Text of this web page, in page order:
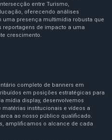
entre Turismo,
oferecendo análises
uma presença multimídia robusta que
reportagens de impacto a uma
crescimento.
completo de banners em
em posições estratégicas para
mídia display, desenvolvemos
institucionais e vídeos a
ao nosso público qualificado.
amplificamos o alcance de cada